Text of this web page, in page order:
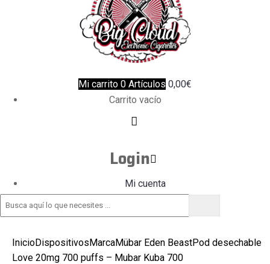
Mi carrito 0 Artículos 0,00€
Carrito vacío
Login
Mi cuenta
Tramitar pedido
InicioDispositivosMarcaMübar Eden BeastPod desechable
Love 20mg 700 puffs – Mubar Kuba 700